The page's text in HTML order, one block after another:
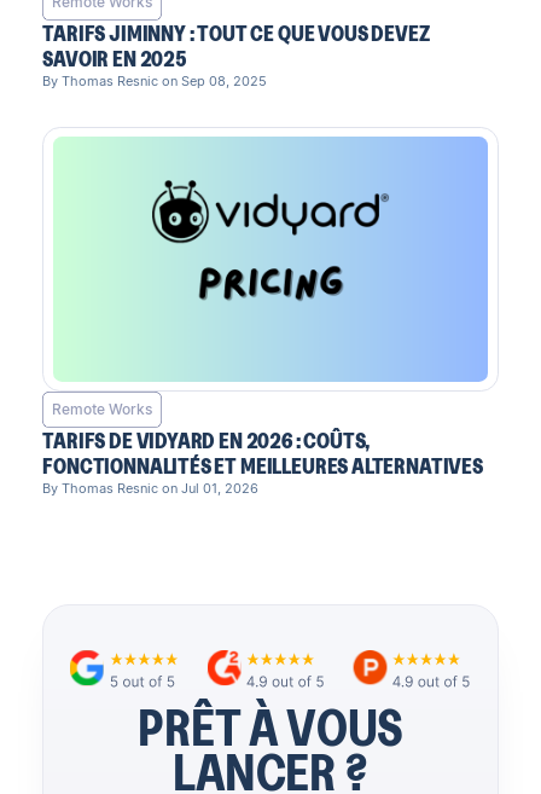
TARIFS JIMINNY : TOUT CE QUE VOUS DEVEZ
SAVOIR EN 2025
By Thomas Resnic on Sep 08, 2025
Remote Works
TARIFS DE VIDYARD EN 2026 : COÛTS,
FONCTIONNALITÉS ET MEILLEURES ALTERNATIVES
By Thomas Resnic on Jul 01, 2026
PRÊT À VOUS
LANCER ?